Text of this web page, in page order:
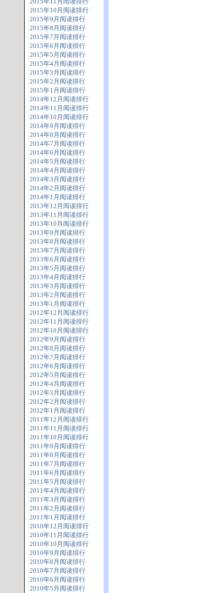
2015年10月阅读排行
2015年9月阅读排行
2015年8月阅读排行
2015年7月阅读排行
2015年6月阅读排行
2015年5月阅读排行
2015年4月阅读排行
2015年3月阅读排行
2015年2月阅读排行
2015年1月阅读排行
2014年12月阅读排行
2014年11月阅读排行
2014年10月阅读排行
2014年9月阅读排行
2014年8月阅读排行
2014年7月阅读排行
2014年6月阅读排行
2014年5月阅读排行
2014年4月阅读排行
2014年3月阅读排行
2014年2月阅读排行
2014年1月阅读排行
2013年12月阅读排行
2013年11月阅读排行
2013年10月阅读排行
2013年9月阅读排行
2013年8月阅读排行
2013年7月阅读排行
2013年6月阅读排行
2013年5月阅读排行
2013年4月阅读排行
2013年3月阅读排行
2013年2月阅读排行
2013年1月阅读排行
2012年12月阅读排行
2012年11月阅读排行
2012年10月阅读排行
2012年9月阅读排行
2012年8月阅读排行
2012年7月阅读排行
2012年6月阅读排行
2012年5月阅读排行
2012年4月阅读排行
2012年3月阅读排行
2012年2月阅读排行
2012年1月阅读排行
2011年12月阅读排行
2011年11月阅读排行
2011年10月阅读排行
2011年9月阅读排行
2011年8月阅读排行
2011年7月阅读排行
2011年6月阅读排行
2011年5月阅读排行
2011年4月阅读排行
2011年3月阅读排行
2011年2月阅读排行
2011年1月阅读排行
2010年12月阅读排行
2010年11月阅读排行
2010年10月阅读排行
2010年9月阅读排行
2010年8月阅读排行
2010年7月阅读排行
2010年6月阅读排行
2010年5月阅读排行